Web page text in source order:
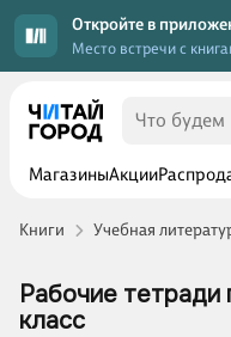
Откройте в
Место встречи с
МагазиныАкции
Книги Учебная
Рабочие тетради
класс